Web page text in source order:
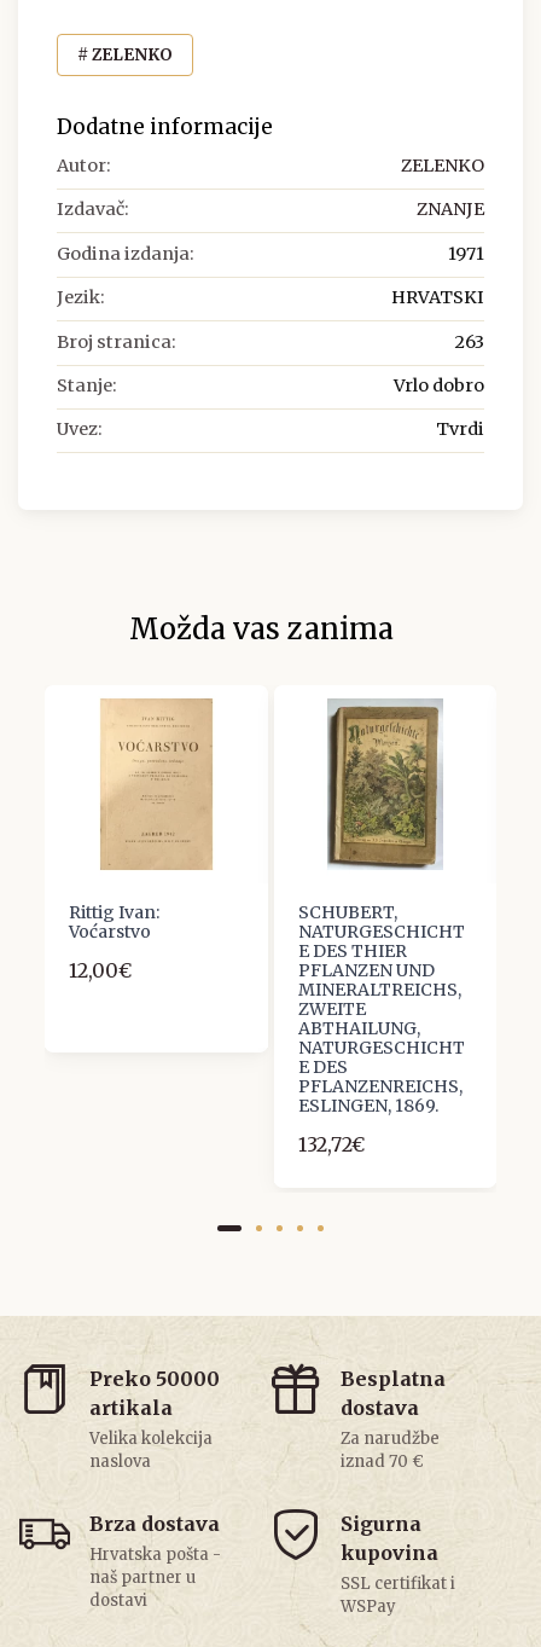
# ZELENKO
Dodatne informacije
Autor: ZELENKO
Izdavač: ZNANJE
Godina izdanja: 1971
Jezik: HRVATSKI
Broj stranica: 263
Stanje: Vrlo dobro
Uvez: Tvrdi
Možda vas zanima
Rittig Ivan:
Voćarstvo
12,00€
SCHUBERT,
NATURGESCHICHT
E DES THIER
PFLANZEN UND
MINERALTREICHS,
ZWEITE
ABTHAILUNG,
NATURGESCHICHT
E DES
PFLANZENREICHS,
ESLINGEN, 1869.
132,72€
Preko 50000
artikala
Velika kolekcija
naslova
Besplatna
dostava
Za narudžbe
iznad 70 €
Brza dostava
Hrvatska pošta -
naš partner u
dostavi
Sigurna
kupovina
SSL certifikat i
WSPay